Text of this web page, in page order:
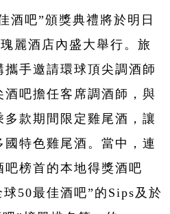
酒吧”頒獎典禮將於明日
麗酒店內盛大舉行。旅
手邀請環球頂尖調酒師
吧擔任客席調酒師，與
款期間限定雞尾酒，讓
特色雞尾酒。當中，連
榜首的本地得獎酒吧
50最佳酒吧”的Sips及於